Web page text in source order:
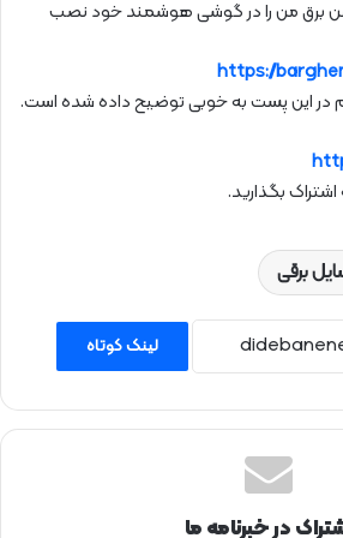
برق من را در گوشی هوشمند خود نصب
https://
این پست به خوبی توضیح داده شده است.
اشتراک بگذارید.
برقی
لینک کوتاه
در خبرنامه ما